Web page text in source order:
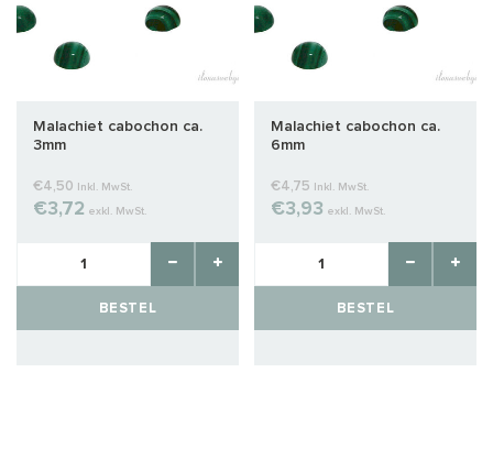
Malachiet cabochon ca.
3mm
€4,50 Inkl. MwSt.
€3,72 exkl. MwSt.
BESTEL
Malachiet cabochon ca.
6mm
€4,75 Inkl. MwSt.
€3,93 exkl. MwSt.
BESTEL